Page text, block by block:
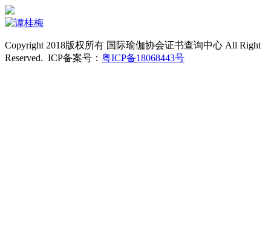
Copyright 2018版权所有 国际瑜伽协会证书查询中心 All Right
Reserved. ICP备案号： 粤ICP备18068443号